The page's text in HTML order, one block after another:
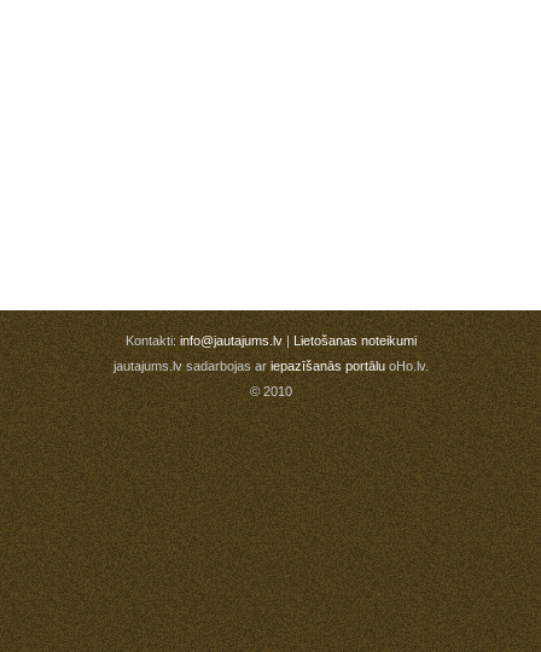
Kontakti:info@jautajums.lv|Lietošanas noteikumi
jautajums.lv sadarbojas ariepazīšanās portāluoHo.lv.
© 2010